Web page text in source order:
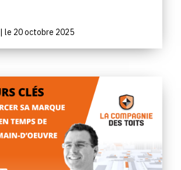
| le 20 octobre 2025